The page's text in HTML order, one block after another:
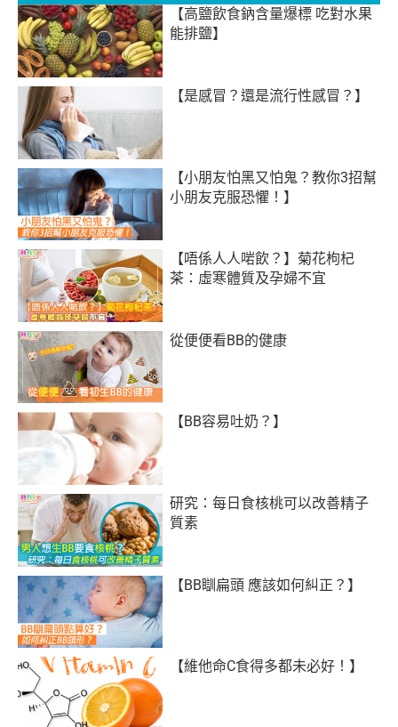
【高鹽飲食鈉含量爆標 吃對水果
能排鹽】
【是感冒？還是流行性感冒？】
【小朋友怕黑又怕鬼？教你3招幫
小朋友克服恐懼！】
【唔係人人啱飲？】菊花枸杞
茶：虛寒體質及孕婦不宜
從便便看BB的健康
【BB容易吐奶？】
研究：每日食核桃可以改善精子
質素
【BB瞓扁頭 應該如何糾正？】
【維他命C食得多都未必好！】